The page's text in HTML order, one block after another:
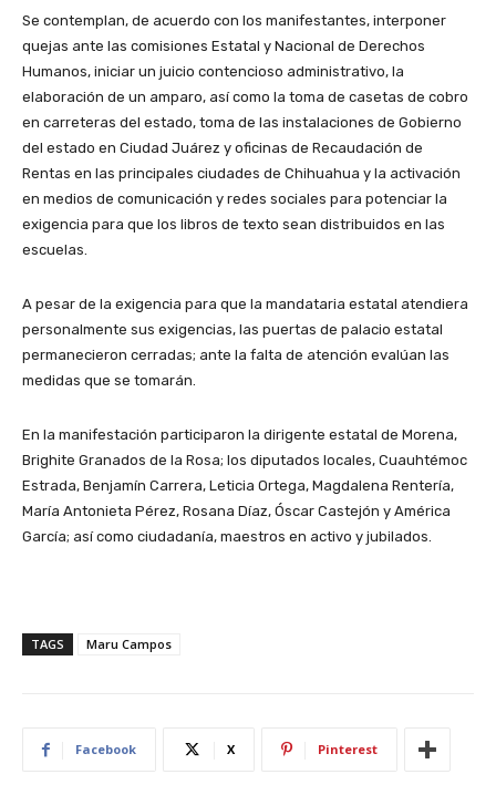
Se contemplan, de acuerdo con los manifestantes, interponer
quejas ante las comisiones Estatal y Nacional de Derechos
Humanos, iniciar un juicio contencioso administrativo, la
elaboración de un amparo, así como la toma de casetas de cobro
en carreteras del estado, toma de las instalaciones de Gobierno
del estado en Ciudad Juárez y oficinas de Recaudación de
Rentas en las principales ciudades de Chihuahua y la activación
en medios de comunicación y redes sociales para potenciar la
exigencia para que los libros de texto sean distribuidos en las
escuelas.
A pesar de la exigencia para que la mandataria estatal atendiera
personalmente sus exigencias, las puertas de palacio estatal
permanecieron cerradas; ante la falta de atención evalúan las
medidas que se tomarán.
En la manifestación participaron la dirigente estatal de Morena,
Brighite Granados de la Rosa; los diputados locales, Cuauhtémoc
Estrada, Benjamín Carrera, Leticia Ortega, Magdalena Rentería,
María Antonieta Pérez, Rosana Díaz, Óscar Castejón y América
García; así como ciudadanía, maestros en activo y jubilados.
TAGS Maru Campos
Facebook X Pinterest